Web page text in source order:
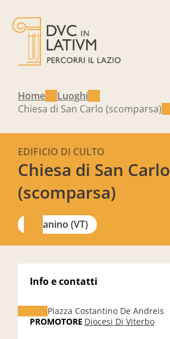
Home
Luoghi
Chiesa di San Carlo (scomparsa)
Chiesa di San Carlo
(scomparsa)
EDIFICIO DI CULTO
Canino (VT)
Info e contatti
Piazza Costantino De Andreis
PROMOTORE Diocesi Di Viterbo